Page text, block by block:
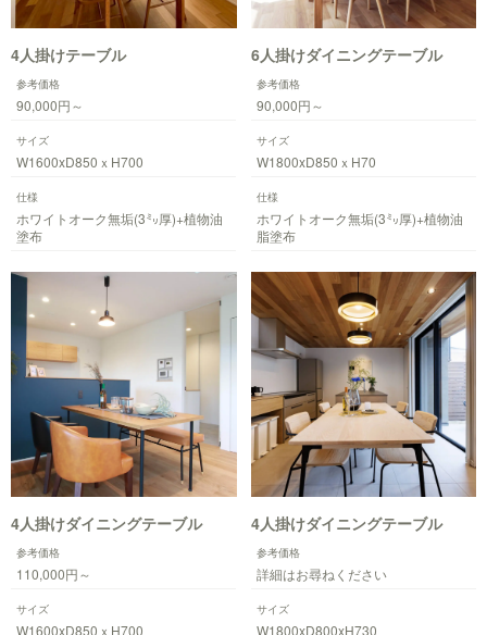
4人掛けテーブル
参考価格
90,000円～
サイズ
W1600xD850ｘH700
仕様
ホワイトオーク無垢(3㍉厚)+植物油
塗布
6人掛けダイニングテーブル
参考価格
90,000円～
サイズ
W1800xD850ｘH70
仕様
ホワイトオーク無垢(3㍉厚)+植物油
脂塗布
4人掛けダイニングテーブル
参考価格
110,000円～
サイズ
W1600xD850ｘH700
4人掛けダイニングテーブル
参考価格
詳細はお尋ねください
サイズ
W1800xD800xH730